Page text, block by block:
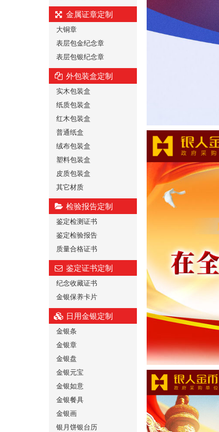
金属证章定制
大铜章
表层包金纪念章
表层包银纪念章
外包装盒定制
实木包装盒
纸质包装盒
红木包装盒
普通纸盒
绒布包装盒
塑料包装盒
皮质包装盒
其它材质
检验报告定制
鉴定检测证书
鉴定检验报告
质量合格证书
鉴定证书定制
纪念收藏证书
金银保养卡片
日用金银定制
金银条
金银章
金银盘
金银元宝
金银如意
金银餐具
金银画
银月饼银台历